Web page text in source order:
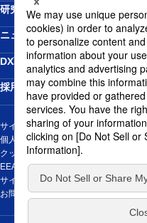
研究開発
ニュースリリース
DX戦略新規ウィンドウを開きま
採用情報
サイトマップ
個人情報の取り扱いについて
クッキーポリシー
EEA域内のお取引先の皆様の個人デ
サイトご利用にあたって
お問い合わせ新規ウィンドウを開きま